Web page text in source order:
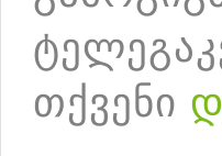
თქვენი